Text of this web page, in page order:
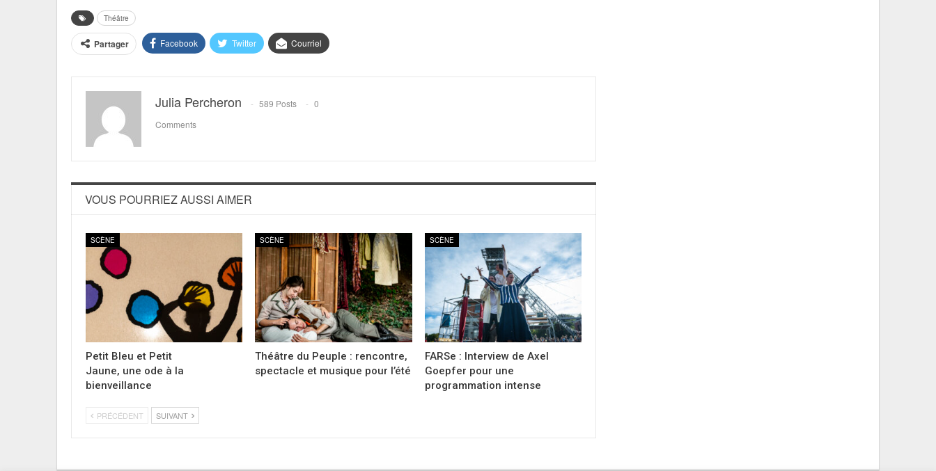
Théâtre
Partager Facebook Twitter Courriel
Julia Percheron 589 Posts
0
Comments
VOUS POURRIEZ AUSSI AIMER
SCÈNE
Petit Bleu et Petit
Jaune, une ode à la
bienveillance
SCÈNE
Théâtre du Peuple : rencontre,
spectacle et musique pour l’été
SCÈNE
FARSe : Interview de Axel
Goepfer pour une
programmation intense
PRÉCÉDENT SUIVANT